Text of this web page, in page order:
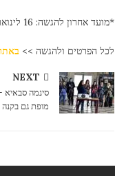
*מועד אחרון להגשה: 16 לינואר 2022.*
לכל הפרטים ולהגשה >>
NEXT
סינמה סבאיא
מופת גם בקנה